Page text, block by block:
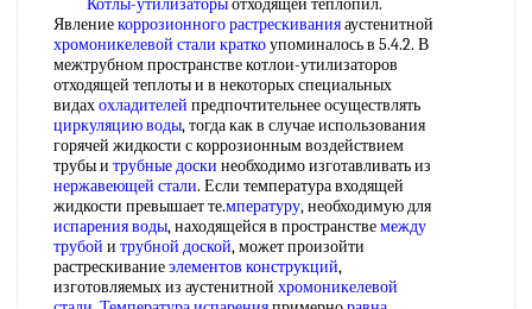
Котлы-утилизаторыотходящей теплопил.
Явлениекоррозионного растрескиванияаустенитной
хромоникелевой стали краткоупоминалось в 5.4.2. В
межтрубном пространстве котлои-утилизаторов
отходящей теплоты и в некоторых специальных
видахохладителей предпочтительнее осуществлять
циркуляцию воды, тогда как в случае использования
горячей жидкости с коррозионным воздействием
трубы и трубные доски необходимо изготавливать из
нержавеющей стали. Если температура входящей
жидкости превышает те.мпературу, необходимую для
испарения воды, находящейся в пространствемежду
трубой и трубной доской, может произойти
растрескиваниеэлементов конструкций,
изготовляемых из аустенитной хромоникелевой